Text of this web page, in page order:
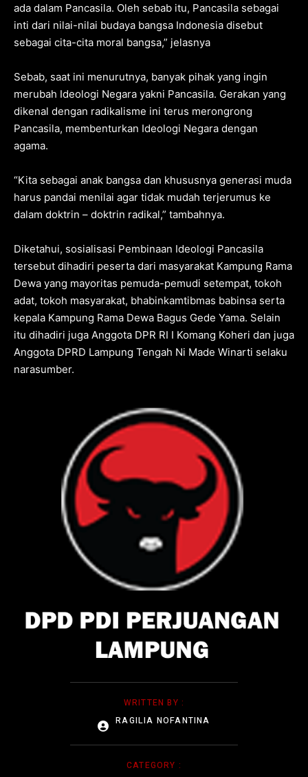
WRITTEN BY :
RAGILIA NOFANTINA
CATEGORY :
ada dalam Pancasila. Oleh sebab itu, Pancasila sebagai
inti dari nilai-nilai budaya bangsa Indonesia disebut
sebagai cita-cita moral bangsa,” jelasnya
Sebab, saat ini menurutnya, banyak pihak yang ingin
merubah Ideologi Negara yakni Pancasila. Gerakan yang
dikenal dengan radikalisme ini terus merongrong
Pancasila, membenturkan Ideologi Negara dengan
agama.
“Kita sebagai anak bangsa dan khususnya generasi muda
harus pandai menilai agar tidak mudah terjerumus ke
dalam doktrin – doktrin radikal,” tambahnya.
Diketahui, sosialisasi Pembinaan Ideologi Pancasila
tersebut dihadiri peserta dari masyarakat Kampung Rama
Dewa yang mayoritas pemuda-pemudi setempat, tokoh
adat, tokoh masyarakat, bhabinkamtibmas babinsa serta
kepala Kampung Rama Dewa Bagus Gede Yama. Selain
itu dihadiri juga Anggota DPR RI I Komang Koheri dan juga
Anggota DPRD Lampung Tengah Ni Made Winarti selaku
narasumber.